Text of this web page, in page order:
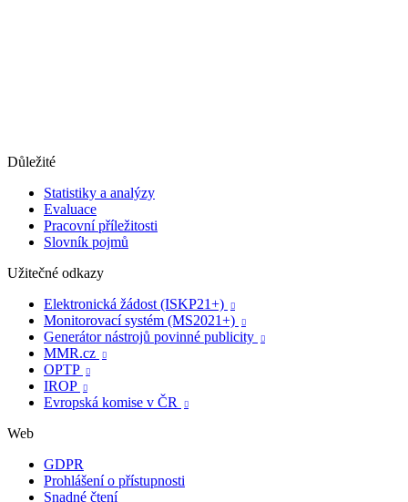
Důležité
Statistiky a analýzy
Evaluace
Pracovní příležitosti
Slovník pojmů
Užitečné odkazy
Elektronická žádost (ISKP21+)

Monitorovací systém (MS2021+) 
Generátor nástrojů povinné publicity 
MMR.cz 
OPTP 
IROP 
Evropská komise v ČR 
Web
GDPR
Prohlášení o přístupnosti
Snadné čtení